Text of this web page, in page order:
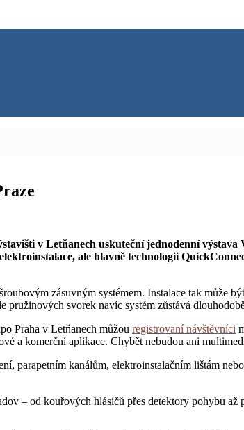
v Letňanech uskuteční jednodenní
ale hlavně technologii
zásuvným systémem. Instalace tak může
pružinových svorek navíc systém zůstává
Praha v Letňanech můžou registrovaní návštěvníci
a komerční aplikace. Chybět nebudou ani
parapetním kanálům, elektroinstalačním lištám
– od kouřových hlásičů přes detektory pohybu